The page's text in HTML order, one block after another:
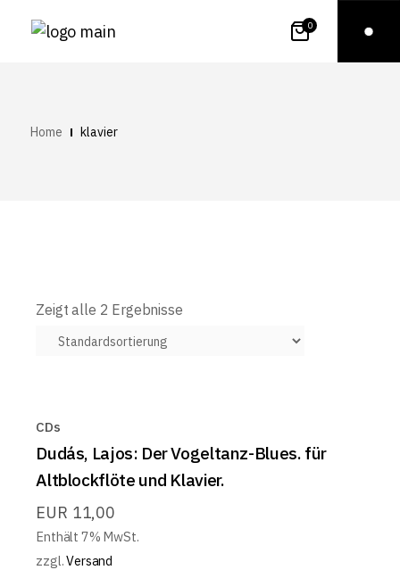
0
Home klavier
Zeigt alle 2 Ergebnisse
CDs
Dudás, Lajos: Der Vogeltanz-Blues. für
Altblockflöte und Klavier.
EUR 11,00
Enthält 7% MwSt.
zzgl.Versand